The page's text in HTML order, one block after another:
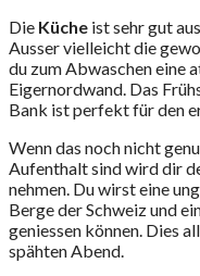
Die Küche ist sehr gut
Ausser vielleicht die
du zum Abwaschen eine
Eigernordwand. Das
Bank ist perfekt für den
Wenn das noch nicht
Aufenthalt sind wird dir
nehmen. Du wirst eine
Berge der Schweiz und
geniessen können. Dies
spähten Abend.